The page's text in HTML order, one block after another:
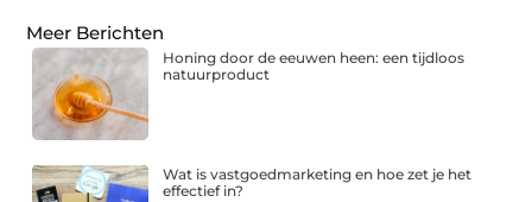
Meer Berichten
Honing door de eeuwen heen: een tijdloos
natuurproduct
Wat is vastgoedmarketing en hoe zet je het
effectief in?